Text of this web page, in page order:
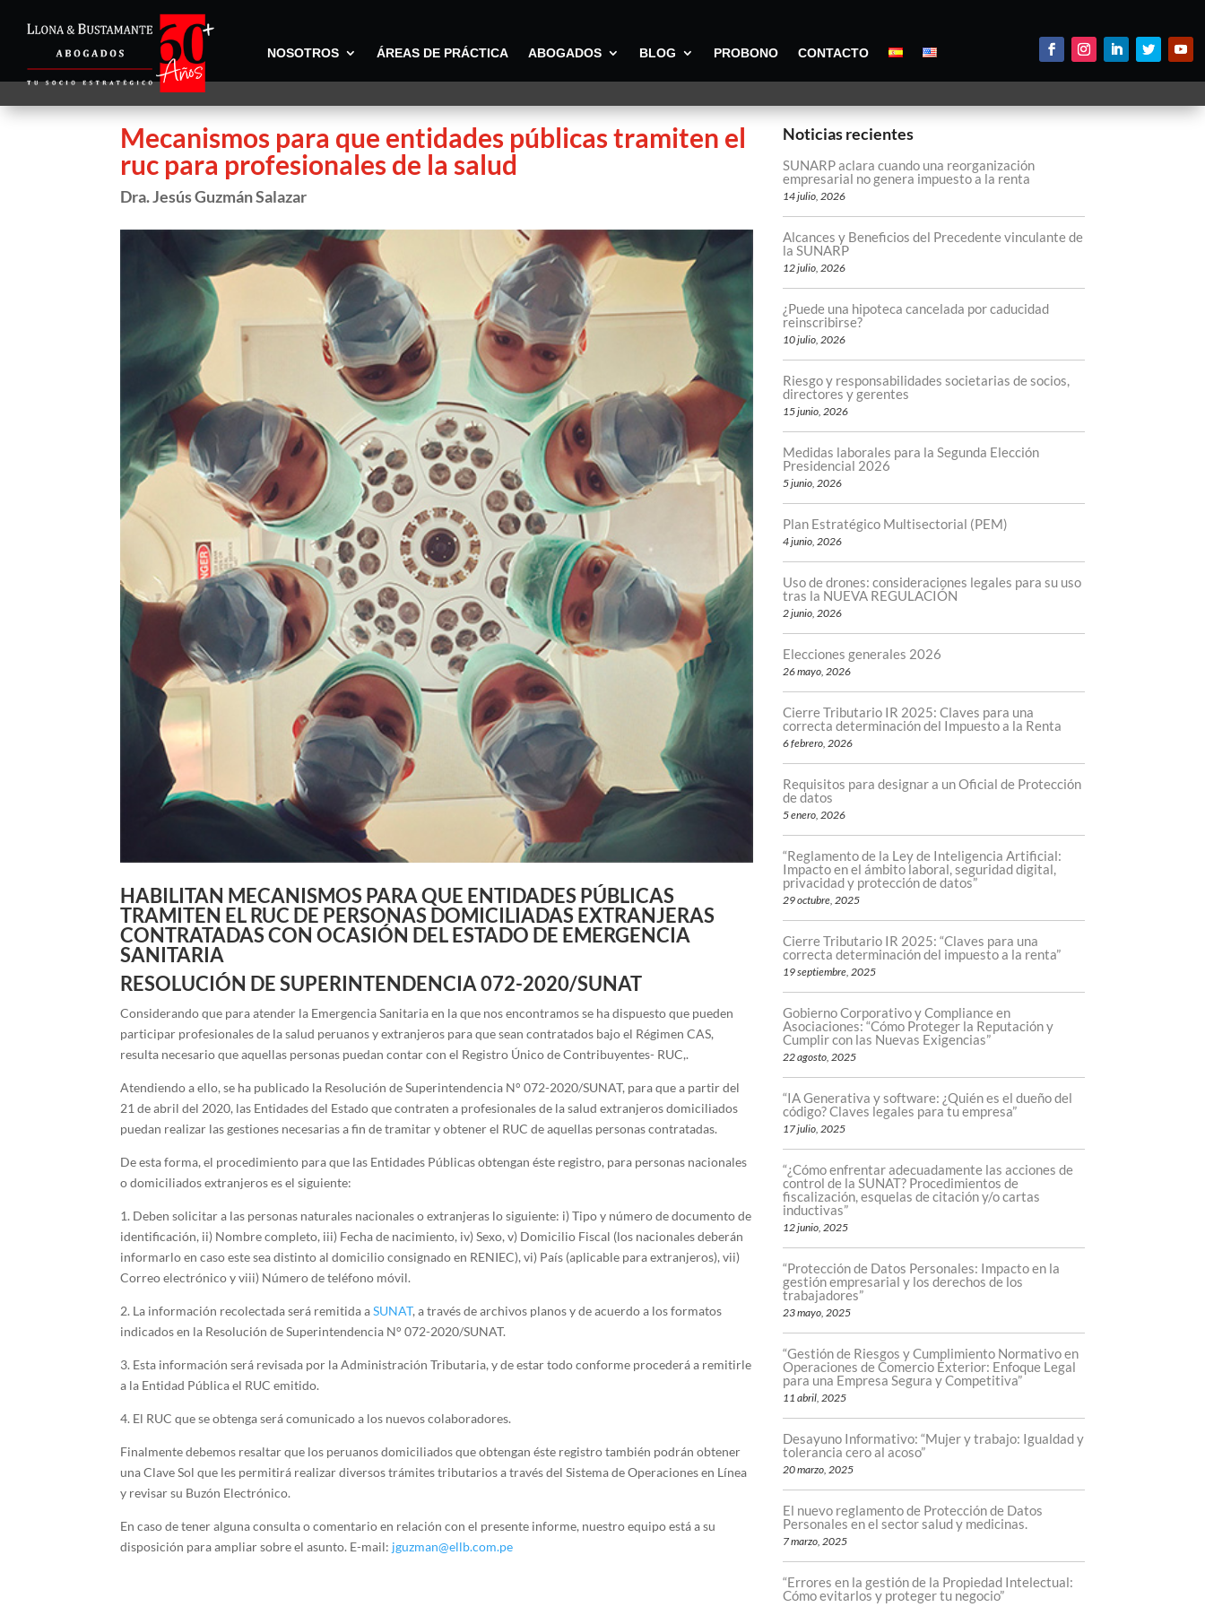
NOSOTROS ÁREAS DE PRÁCTICA ABOGADOS BLOG PROBONO CONTACTO
Mecanismos para que entidades públicas tramiten el
ruc para profesionales de la salud
Dra. Jesús Guzmán Salazar
HABILITAN MECANISMOS PARA QUE ENTIDADES PÚBLICAS
TRAMITEN EL RUC DE PERSONAS DOMICILIADAS EXTRANJERAS
CONTRATADAS CON OCASIÓN DEL ESTADO DE EMERGENCIA
SANITARIA
RESOLUCIÓN DE SUPERINTENDENCIA 072-2020/SUNAT
Considerando que para atender la Emergencia Sanitaria en la que nos encontramos se ha dispuesto que pueden
participar profesionales de la salud peruanos y extranjeros para que sean contratados bajo el Régimen CAS,
resulta necesario que aquellas personas puedan contar con el Registro Único de Contribuyentes- RUC,.
Atendiendo a ello, se ha publicado la Resolución de Superintendencia N° 072-2020/SUNAT, para que a partir del
21 de abril del 2020, las Entidades del Estado que contraten a profesionales de la salud extranjeros domiciliados
puedan realizar las gestiones necesarias a fin de tramitar y obtener el RUC de aquellas personas contratadas.
De esta forma, el procedimiento para que las Entidades Públicas obtengan éste registro, para personas nacionales
o domiciliados extranjeros es el siguiente:
1. Deben solicitar a las personas naturales nacionales o extranjeras lo siguiente: i) Tipo y número de documento de
identificación, ii) Nombre completo, iii) Fecha de nacimiento, iv) Sexo, v) Domicilio Fiscal (los nacionales deberán
informarlo en caso este sea distinto al domicilio consignado en RENIEC), vi) País (aplicable para extranjeros), vii)
Correo electrónico y viii) Número de teléfono móvil.
2. La información recolectada será remitida aSUNAT, a través de archivos planos y de acuerdo a los formatos
indicados en la Resolución de Superintendencia N° 072-2020/SUNAT.
3. Esta información será revisada por la Administración Tributaria, y de estar todo conforme procederá a remitirle
a la Entidad Pública el RUC emitido.
4. El RUC que se obtenga será comunicado a los nuevos colaboradores.
Finalmente debemos resaltar que los peruanos domiciliados que obtengan éste registro también podrán obtener
una Clave Sol que les permitirá realizar diversos trámites tributarios a través del Sistema de Operaciones en Línea
y revisar su Buzón Electrónico.
En caso de tener alguna consulta o comentario en relación con el presente informe, nuestro equipo está a su
disposición para ampliar sobre el asunto. E-mail: jguzman@ellb.com.pe
Noticias recientes
SUNARP aclara cuando una reorganización
empresarial no genera impuesto a la renta
14 julio, 2026
Alcances y Beneficios del Precedente vinculante de
la SUNARP
12 julio, 2026
¿Puede una hipoteca cancelada por caducidad
reinscribirse?
10 julio, 2026
Riesgo y responsabilidades societarias de socios,
directores y gerentes
15 junio, 2026
Medidas laborales para la Segunda Elección
Presidencial 2026
5 junio, 2026
Plan Estratégico Multisectorial (PEM)
4 junio, 2026
Uso de drones: consideraciones legales para su uso
tras la NUEVA REGULACIÓN
2 junio, 2026
Elecciones generales 2026
26 mayo, 2026
Cierre Tributario IR 2025: Claves para una
correcta determinación del Impuesto a la Renta
6 febrero, 2026
Requisitos para designar a un Oficial de Protección
de datos
5 enero, 2026
“Reglamento de la Ley de Inteligencia Artificial:
Impacto en el ámbito laboral, seguridad digital,
privacidad y protección de datos”
29 octubre, 2025
Cierre Tributario IR 2025: “Claves para una
correcta determinación del impuesto a la renta”
19 septiembre, 2025
Gobierno Corporativo y Compliance en
Asociaciones: “Cómo Proteger la Reputación y
Cumplir con las Nuevas Exigencias”
22 agosto, 2025
“IA Generativa y software: ¿Quién es el dueño del
código? Claves legales para tu empresa”
17 julio, 2025
“¿Cómo enfrentar adecuadamente las acciones de
control de la SUNAT? Procedimientos de
fiscalización, esquelas de citación y/o cartas
inductivas”
12 junio, 2025
“Protección de Datos Personales: Impacto en la
gestión empresarial y los derechos de los
trabajadores”
23 mayo, 2025
“Gestión de Riesgos y Cumplimiento Normativo en
Operaciones de Comercio Exterior: Enfoque Legal
para una Empresa Segura y Competitiva”
11 abril, 2025
Desayuno Informativo: “Mujer y trabajo: Igualdad y
tolerancia cero al acoso”
20 marzo, 2025
El nuevo reglamento de Protección de Datos
Personales en el sector salud y medicinas.
7 marzo, 2025
“Errores en la gestión de la Propiedad Intelectual:
Cómo evitarlos y proteger tu negocio”